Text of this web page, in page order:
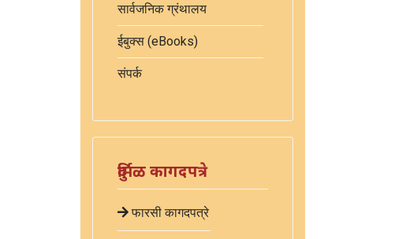
सार्वजनिक ग्रंथालय
ईबुक्स (eBooks)
संपर्क
दुर्मिळ कागदपत्रे
फारसी कागदपत्रे